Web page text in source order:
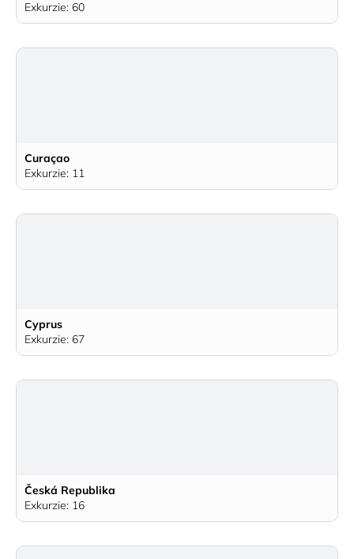
Exkurzie: 60
Curaçao
Exkurzie: 11
Cyprus
Exkurzie: 67
Česká Republika
Exkurzie: 16